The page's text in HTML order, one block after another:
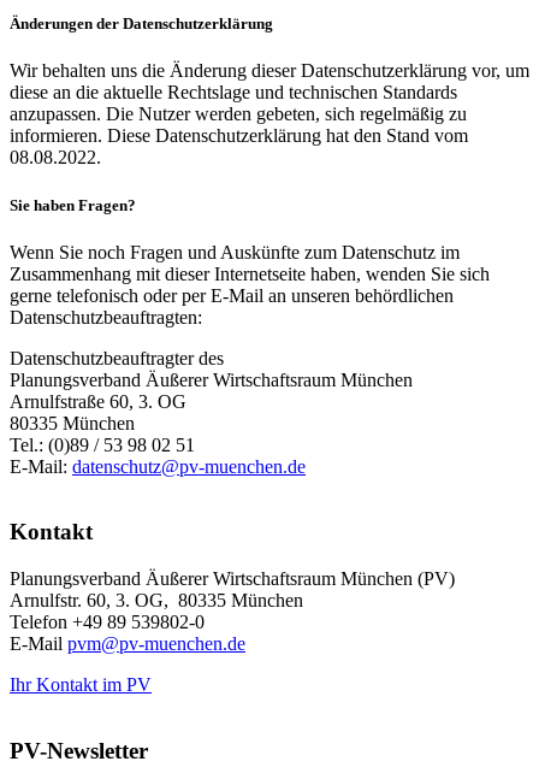
Änderungen der Datenschutzerklärung
Wir behalten uns die Änderung dieser Datenschutzerklärung vor, um
diese an die aktuelle Rechtslage und technischen Standards
anzupassen. Die Nutzer werden gebeten, sich regelmäßig zu
informieren. Diese Datenschutzerklärung hat den Stand vom
08.08.2022.
Sie haben Fragen?
Wenn Sie noch Fragen und Auskünfte zum Datenschutz im
Zusammenhang mit dieser Internetseite haben, wenden Sie sich
gerne telefonisch oder per E-Mail an unseren behördlichen
Datenschutzbeauftragten:
Datenschutzbeauftragter des
Planungsverband Äußerer Wirtschaftsraum München
Arnulfstraße 60, 3. OG
80335 München
Tel.: (0)89 / 53 98 02 51
E-Mail: datenschutz@pv-muenchen.de
Kontakt
Planungsverband Äußerer Wirtschaftsraum München (PV)
Arnulfstr. 60, 3. OG, 80335 München
Telefon +49 89 539802-0
E-Mail pvm@pv-muenchen.de
Ihr Kontakt im PV
PV-Newsletter